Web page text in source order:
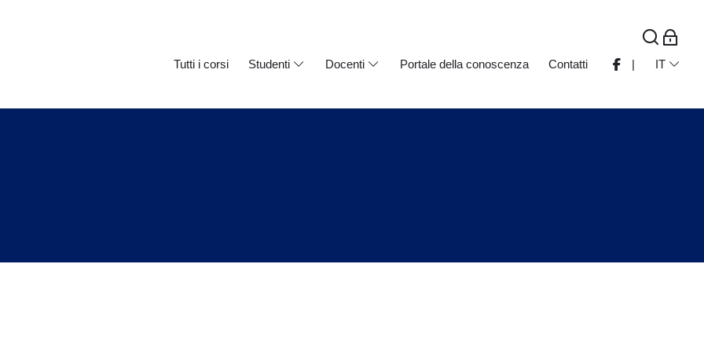
Tutti i corsi Studenti Docenti Portale della conoscenza Contatti | IT